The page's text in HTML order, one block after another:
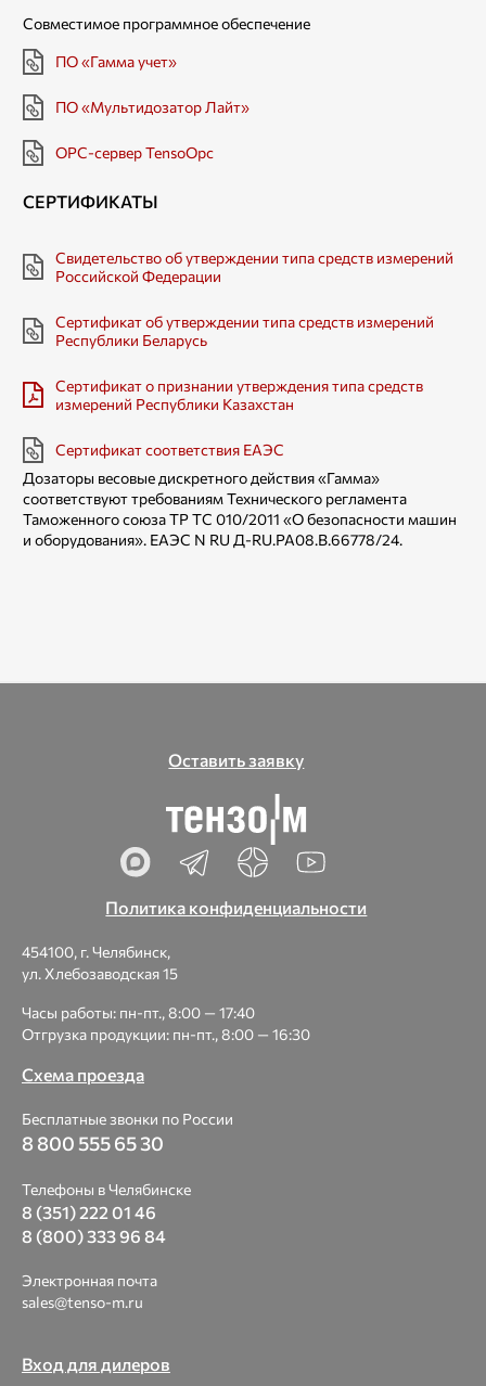
Совместимое программное обеспечение
ПО «Гамма учет»
ПО «Мультидозатор Лайт»
OPC-сервер TensoOpc
СЕРТИФИКАТЫ
Свидетельство об утверждении типа средств измерений
Российской Федерации
Сертификат об утверждении типа средств измерений
Республики Беларусь
Сертификат о признании утверждения типа средств
измерений Республики Казахстан
Сертификат соответствия ЕАЭС
Дозаторы весовые дискретного действия «Гамма»
соответствуют требованиям Технического регламента
Таможенного союза TP ТС 010/2011 «О безопасности машин
и оборудования». ЕАЭС N RU Д-RU.РА08.В.66778/24.
Оставить заявку
Политика конфиденциальности
454100, г. Челябинск,
ул. Хлебозаводская 15
Часы работы: пн-пт., 8:00 — 17:40
Отгрузка продукции: пн-пт., 8:00 — 16:30
Схема проезда
Бесплатные звонки по России
8 800 555 65 30
Телефоны в Челябинске
8 (351) 222 01 46
8 (800) 333 96 84
Электронная почта
sales@tenso-m.ru
Вход для дилеров